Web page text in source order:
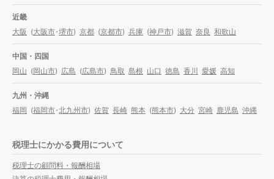
近畿
大阪 (大阪市・堺市) 京都 (京都市) 兵庫 (神戸市) 滋賀 奈良 和歌山
中国・四国
岡山 (岡山市) 広島 (広島市) 鳥取 島根 山口 徳島 香川 愛媛 高知
九州・沖縄
福岡 (福岡市・北九州市) 佐賀 長崎 熊本 (熊本市) 大分 宮崎 鹿児島 沖縄
税理士にかかる費用について
税理士の顧問料・報酬相場